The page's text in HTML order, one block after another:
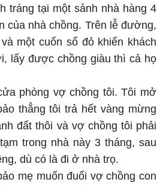
tráng tại một sảnh nhà hàng 4
của nhà chồng. Trên lễ đường,
một cuốn sổ đỏ khiến khách
lấy được chồng giàu thì cả họ
phòng vợ chồng tôi. Tôi mở
thẳng tôi trả hết vàng mừng
đất thôi và vợ chồng tôi phải
trong nhà này 3 tháng, sau
dù có là đi ở nhà trọ.
mẹ muốn đuổi vợ chồng con